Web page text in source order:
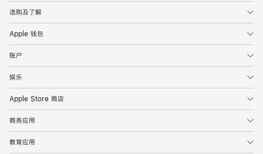
选购及了解
Apple 钱包
账户
娱乐
Apple Store 商店
商务应用
教育应用